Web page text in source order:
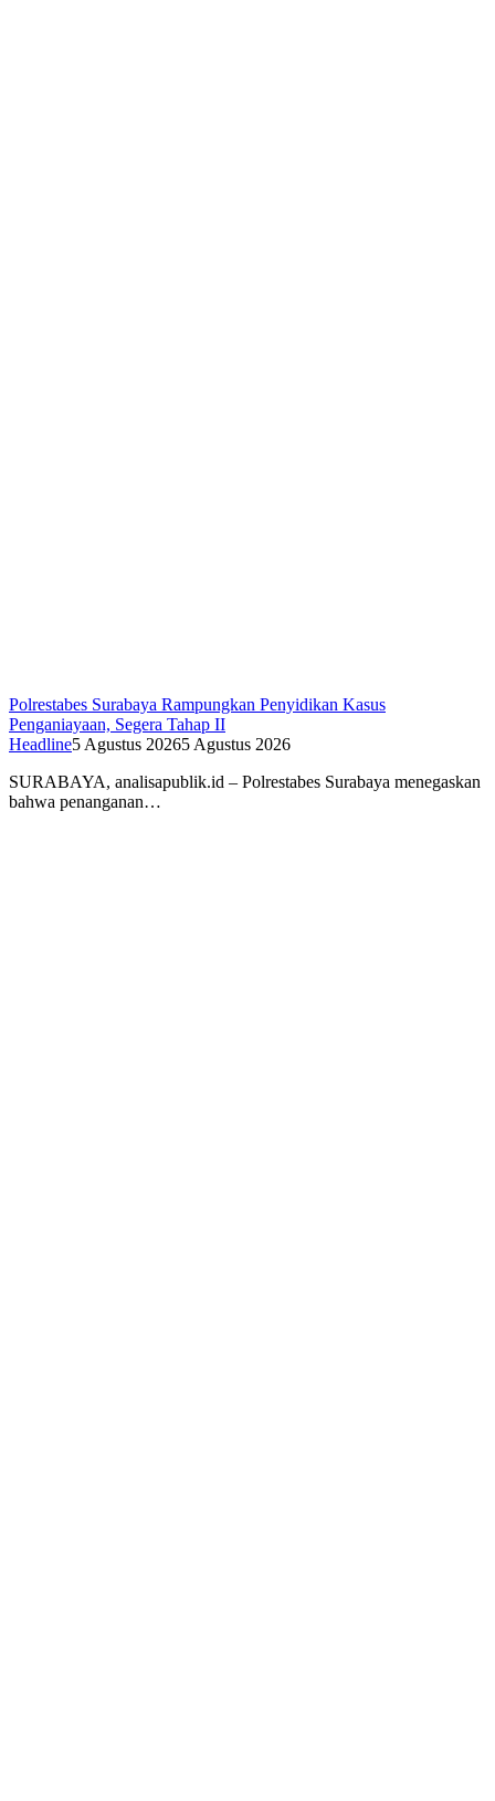
Polrestabes Surabaya Rampungkan Penyidikan Kasus
Penganiayaan, Segera Tahap II
Headline5 Agustus 20265 Agustus 2026
SURABAYA, analisapublik.id – Polrestabes Surabaya menegaskan
bahwa penanganan…